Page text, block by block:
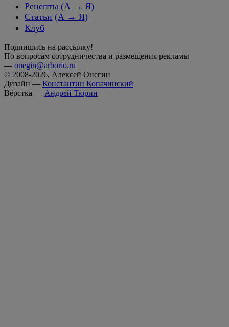
Рецепты (А → Я)
Статьи (А → Я)
Клуб
Подпишись на рассылку!
По вопросам сотрудничества и размещения рекламы
— onegin@arborio.ru
© 2008-2026, Алексей Онегин
Дизайн — Константин Копачинский
Вёрстка — Андрей Тюрин